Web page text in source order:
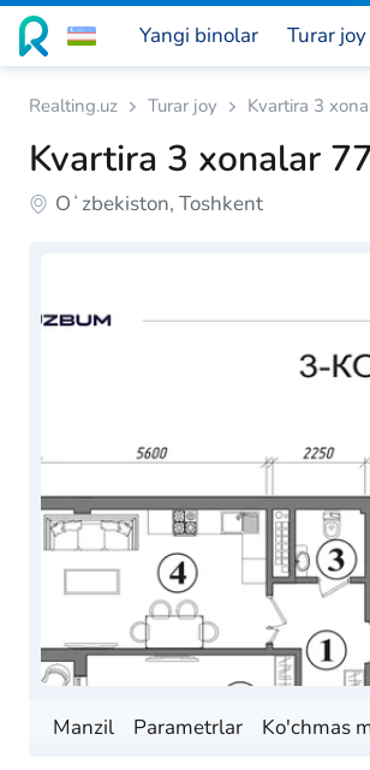
Yangi binolar Turar joy
Realting.uz Turar joy Kvartira 3
Kvartira 3 xonalar
Oʻzbekiston, Toshkent
Manzil Parametrlar Ko'chmas